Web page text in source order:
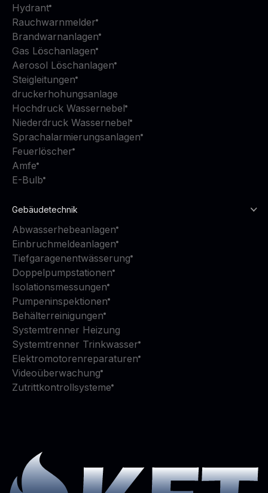
Hydrant
Rauchwarnmelder
Brandwarnanlagen
Gas Löschanlagen
Aerosol Löschanlagen
Steigleitungen
druckerhohungsanlage
Hochdruck Wassernebel
Niederdruck Wassernebel
Sprachalarmierungsanlagen
Feuerlöscher
Amfe
E-Bulb
Gebäudetechnik
Abwasserhebeanlagen
Einbruchmeldeanlagen
Tiefgaragenentwässerung
Doppelpumpstationen
Isolationsmessungen
Pumpeninspektionen
Behälterreinigungen
Systemtrenner Heizung
Systemtrenner Trinkwasser
Elektromotorenreparaturen
Videoüberwachung
Zutrittkontrollsysteme